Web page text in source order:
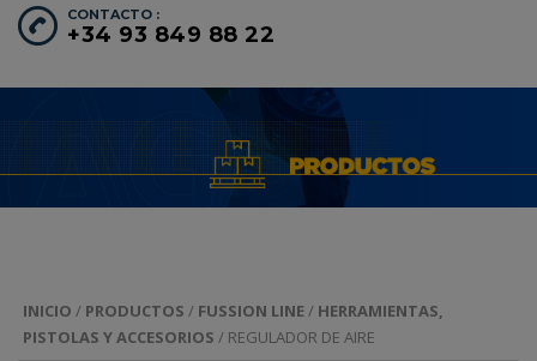
CONTACTO :
+34 93 849 88 22
INICIO / PRODUCTOS / FUSSION LINE / HERRAMIENTAS,
PISTOLAS Y ACCESORIOS / REGULADOR DE AIRE